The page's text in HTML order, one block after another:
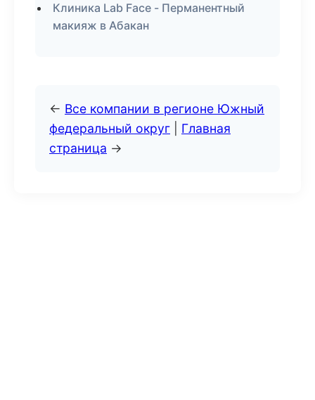
Клиника Lab Face - Перманентный
макияж в Абакан
← Все компании в регионе Южный
федеральный округ
Главная
страница →